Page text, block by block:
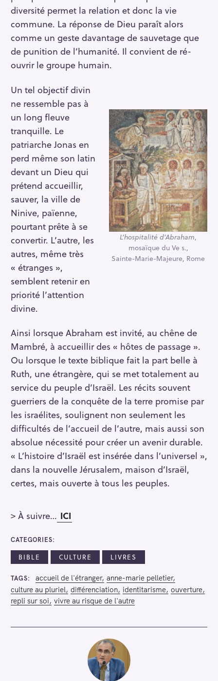
diversité permet la relation et donc la vie
commune. La réponse de Dieu paraît alors
comme un geste davantage de sauvetage que
de punition de l’humanité. Il convient de ré-
ouvrir le groupe humain.
L’hospitalité d’Abraham,
mosaïque du Ve s.,
Sainte-Marie-Majeure, Rome
Un tel objectif divin
ne ressemble pas à
un long fleuve
tranquille. Le
patriarche Jonas en
perd même son latin
devant un Dieu qui
prétend accueillir,
sauver, la ville de
Ninive, païenne,
pourtant prête à se
convertir. L’autre, les
autres, même très
« étranges »,
semblent retenir en
priorité l’attention
divine.
Ainsi lorsque Abraham est invité, au chêne de
Mambré, à accueillir des « hôtes de passage ».
Ou lorsque le texte biblique fait la part belle à
Ruth, une étrangère, qui se met totalement au
service du peuple d’Israël. Les récits souvent
guerriers de la conquête de la terre promise par
les israélites, soulignent non seulement les
difficultés de l’accueil de l’autre, mais aussi son
absolue nécessité pour créer un avenir durable.
« L’histoire d’Israël est insérée dans l’universel »,
dans la nouvelle Jérusalem, maison d’Israël,
certes, mais ouverte à tous les peuples.
> À suivre… ICI
CATEGORIES
BIBLE CULTURE LIVRES
TAGS accueil de l'étranger anne-marie pelletier
culture au pluriel différenciation identitarisme ouverture
repli sur soi vivre au risque de l'autre
R
e
c
e
r
c
r